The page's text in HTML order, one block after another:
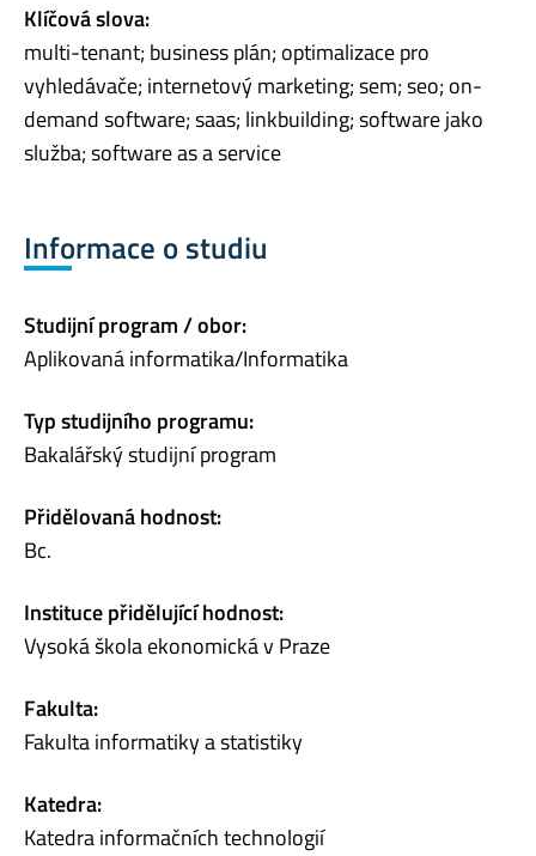
Klíčová slova:
multi-tenant; business plán; optimalizace pro
vyhledávače; internetový marketing; sem; seo; on-
demand software; saas; linkbuilding; software jako
služba; software as a service
Informace o studiu
Studijní program / obor:
Aplikovaná informatika/Informatika
Typ studijního programu:
Bakalářský studijní program
Přidělovaná hodnost:
Bc.
Instituce přidělující hodnost:
Vysoká škola ekonomická v Praze
Fakulta:
Fakulta informatiky a statistiky
Katedra:
Katedra informačních technologií